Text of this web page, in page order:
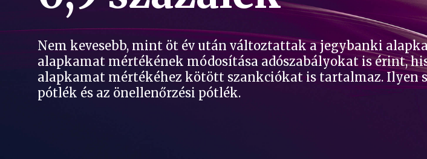
Nem kevesebb, mint öt év után változtattak a jegybanki
alapkamat mértékének módosítása adószabályokat is érint,
alapkamat mértékéhez kötött szankciókat is tartalmaz. Ilyen
pótlék és az önellenőrzési pótlék.